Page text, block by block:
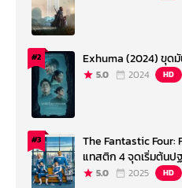
#2 Exhuma (2024) ขุด
5.0 2024 HD
#3
The Fantastic Four:
แทสติก 4 จุดเริ่มต้นป
5.0 2025 HD